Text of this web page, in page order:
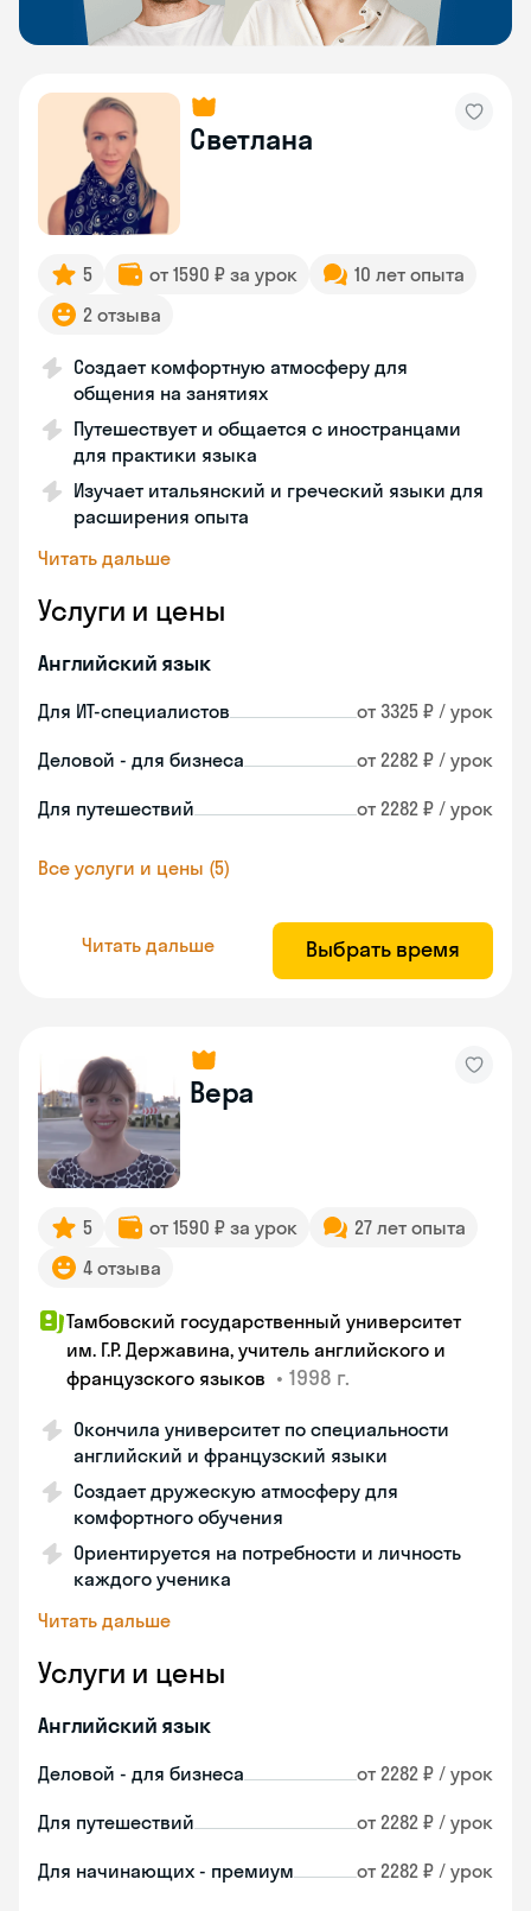
Светлана
5 от 1590 ₽ за урок
10 лет опыта
2 отзыва
Создает комфортную атмосферу для
общения на занятиях
Путешествует и общается с иностранцами
для практики языка
Изучает итальянский и греческий языки для
расширения опыта
Читать дальше
Услуги и цены
Английский язык
Для ИТ-специалистов от 3325 ₽ / урок
Деловой - для бизнеса от 2282 ₽ / урок
Для путешествий от 2282 ₽ / урок
Все услуги и цены (5)
Читать дальше Выбрать время
Вера
5 от 1590 ₽ за урок
27 лет опыта
4 отзыва
Тамбовский государственный университет
им. Г.Р. Державина, учитель английского и
французского языков • 1998 г.
Окончила университет по специальности
английский и французский языки
Создает дружескую атмосферу для
комфортного обучения
Ориентируется на потребности и личность
каждого ученика
Читать дальше
Услуги и цены
Английский язык
Деловой - для бизнеса от 2282 ₽ / урок
Для путешествий от 2282 ₽ / урок
Для начинающих - премиум от 2282 ₽ / урок